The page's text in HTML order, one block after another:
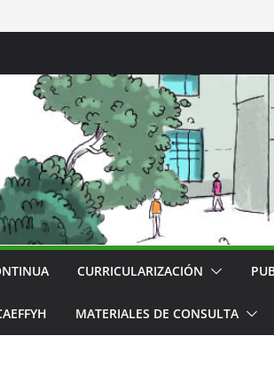
CURRICULARIZACIÓN
MATERIALES DE CONSULTA